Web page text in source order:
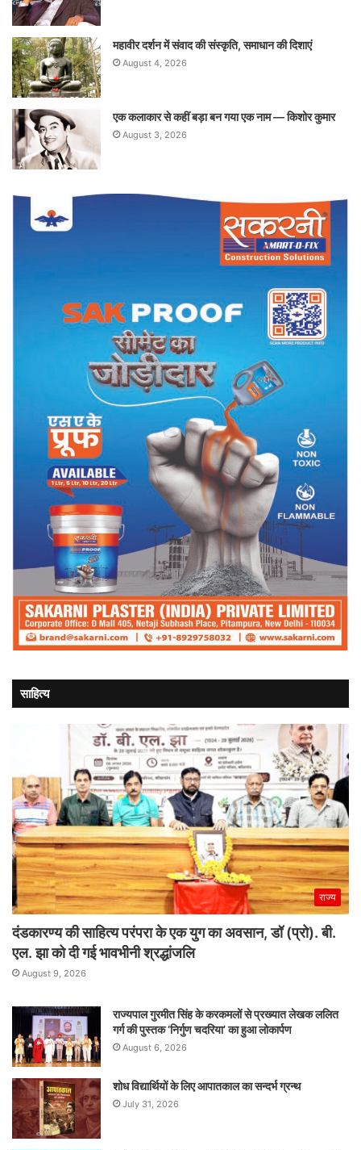
महावीर दर्शन में संवाद की संस्कृति, समाधान की दिशाएं
August 4, 2026
एक कलाकार से कहीं बड़ा बन गया एक नाम — किशोर कुमार
August 3, 2026
साहित्य
राज्य
दंडकारण्य की साहित्य परंपरा के एक युग का अवसान, डॉ (प्रो). बी.
एल. झा को दी गई भावभीनी श्रद्धांजलि
August 9, 2026
राज्यपाल गुरमीत सिंह के करकमलों से प्रख्यात लेखक ललित
गर्ग की पुस्तक ‘निर्गुण चदरिया’ का हुआ लोकार्पण
August 6, 2026
शोध विद्यार्थियों के लिए आपातकाल का सन्दर्भ ग्रन्थ
July 31, 2026